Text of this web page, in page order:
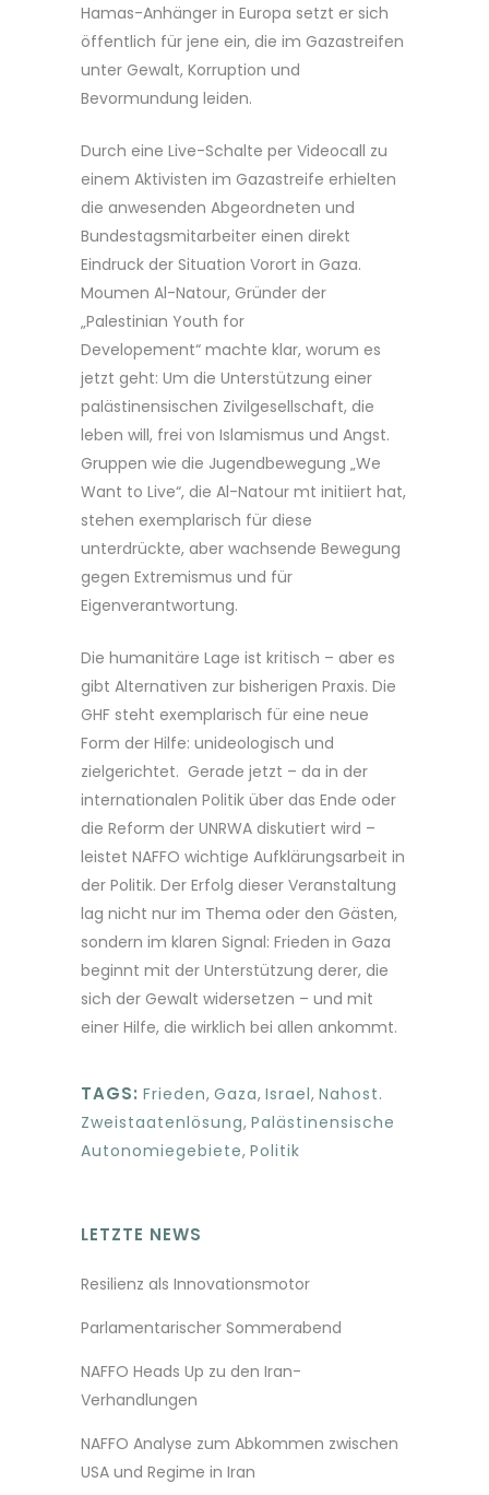
Hamas-Anhänger in Europa setzt er sich
öffentlich für jene ein, die im Gazastreifen
unter Gewalt, Korruption und
Bevormundung leiden.
Durch eine Live-Schalte per Videocall zu
einem Aktivisten im Gazastreife erhielten
die anwesenden Abgeordneten und
Bundestagsmitarbeiter einen direkt
Eindruck der Situation Vorort in Gaza.
Moumen Al-Natour, Gründer der
„Palestinian Youth for
Developement“ machte klar, worum es
jetzt geht: Um die Unterstützung einer
palästinensischen Zivilgesellschaft, die
leben will, frei von Islamismus und Angst.
Gruppen wie die Jugendbewegung „We
Want to Live“, die Al-Natour mt initiiert hat,
stehen exemplarisch für diese
unterdrückte, aber wachsende Bewegung
gegen Extremismus und für
Eigenverantwortung.
Die humanitäre Lage ist kritisch – aber es
gibt Alternativen zur bisherigen Praxis. Die
GHF steht exemplarisch für eine neue
Form der Hilfe: unideologisch und
zielgerichtet. Gerade jetzt – da in der
internationalen Politik über das Ende oder
die Reform der UNRWA diskutiert wird –
leistet NAFFO wichtige Aufklärungsarbeit in
der Politik. Der Erfolg dieser Veranstaltung
lag nicht nur im Thema oder den Gästen,
sondern im klaren Signal: Frieden in Gaza
beginnt mit der Unterstützung derer, die
sich der Gewalt widersetzen – und mit
einer Hilfe, die wirklich bei allen ankommt.
TAGS: Frieden, Gaza, Israel, Nahost.
Zweistaatenlösung, Palästinensische
Autonomiegebiete, Politik
LETZTE NEWS
Resilienz als Innovationsmotor
Parlamentarischer Sommerabend
NAFFO Heads Up zu den Iran-
Verhandlungen
NAFFO Analyse zum Abkommen zwischen
USA und Regime in Iran